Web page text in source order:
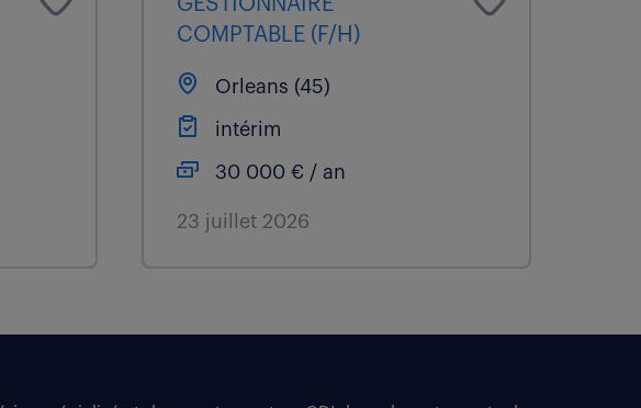
GESTIONNAIRE
COMPTABLE (F/H)
Orleans (45)
intérim
30 000 € / an
23 juillet 2026